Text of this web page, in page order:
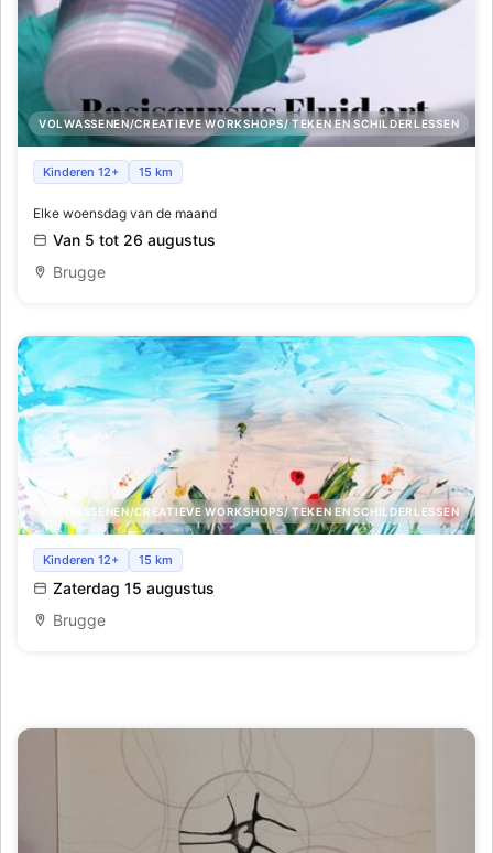
VOLWASSENEN/CREATIEVE WORKSHOPS/ TEKEN EN SCHILDERLESSEN
Basiscursus gieten met acrylverf
Kinderen 12+ 15 km
Elke woensdag van de maand
Van 5 tot 26 augustus
Brugge
VOLWASSENEN/CREATIEVE WORKSHOPS/ TEKEN EN SCHILDERLESSEN
Abstract schilderen met paletmes
Kinderen 12+ 15 km
Zaterdag 15 augustus
Brugge